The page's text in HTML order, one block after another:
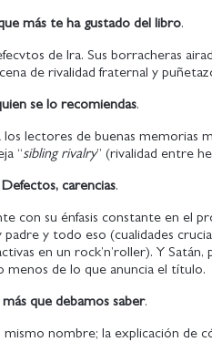
más te ha gustado del libro.
de Ira. Sus borracheras
de rivalidad fraternal y
se lo recomiendas.
lectores de buenas memorias
“sibling rivalry” (rivalidad entre
Defectos, carencias.
con su énfasis constante en el
y todo eso (cualidades
en un rock’n’roller). Y Satán,
menos de lo que anuncia el título.
que debamos saber.
nombre; la explicación de